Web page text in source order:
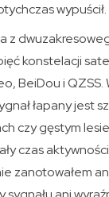
wypuścił.
z
konstelacji
BeiDou i
łapany jest
czy gęstym
czas
zanotowałem